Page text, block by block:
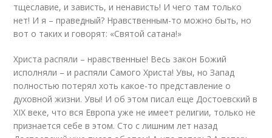
тщеславие, и зависть, и ненависть! И чего там только
нет! И я – праведный? Нравственным-то можно быть, но
вот о таких и говорят: «Святой сатана!»
Христа распяли – нравственные! Весь закон Божий
исполняли – и распяли Самого Христа! Увы, но Запад
полностью потерял хоть какое-то представление о
духовной жизни. Увы! И об этом писал еще Достоевский в
XIX веке, что вся Европа уже не имеет религии, только не
признается себе в этом. Сто с лишним лет назад